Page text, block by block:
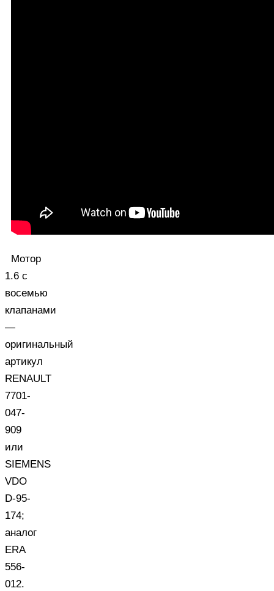
Мотор
1.6 с
восемью
клапанами
—
оригинальный
артикул
RENAULT
7701-
047-
909
или
SIEMENS
VDO
D-95-
174;
аналог
ERA
556-
012.